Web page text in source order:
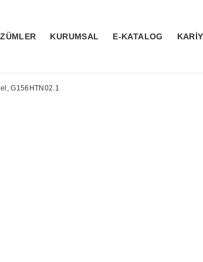
KURUMSAL E-KATALOG